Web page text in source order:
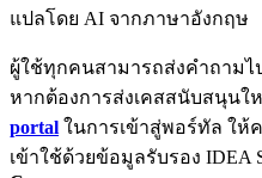
แปลโดย AI จากภาษาอังกฤษ
ผู้ใช้ทุกคนสามารถส่งคำถาม
หากต้องการส่งเคสสนับสนุนใ
portal ในการเข้าสู่พอร์ทัล ให้
เข้าใช้ด้วยข้อมูลรับรอง IDEA